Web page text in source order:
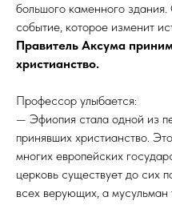
большого каменного
событие, которое изменит
Правитель Аксума
христианство.
Профессор улыбается:
— Эфиопия стала одной из
принявших христианство.
многих европейских
церковь существует до сих
всех верующих, а мусульман